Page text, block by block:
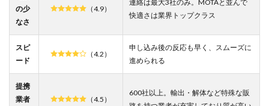
い
い？
理由
を検
証
の少
なさ
（4.9）
連絡は最大3社のみ。MOTAと並んで
快適さは業界トップクラス
スピ
ード
（4.2）
申し込み後の反応も早く、スムーズに
進められる
提携
業者
（4.5）
600社以上。輸出・解体など特殊な販